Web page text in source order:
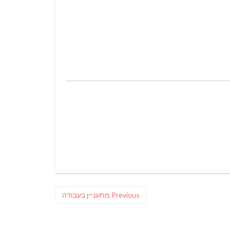
Previous
Previous
מתעניין בעבודה